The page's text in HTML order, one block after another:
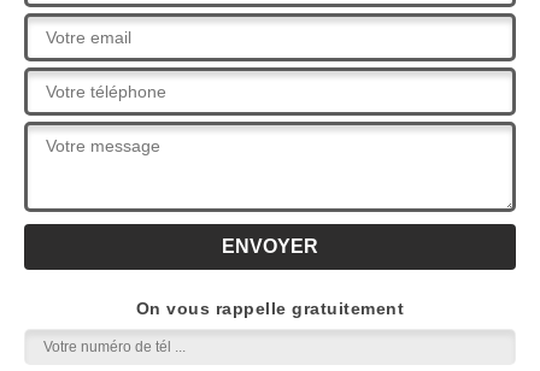
On vous rappelle gratuitement